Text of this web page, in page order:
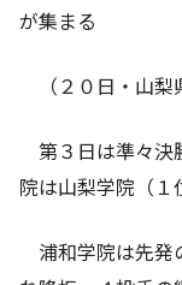
が集まる
（２０日・山梨
第３日は準々決
院は山梨学院（１
浦和学院は先発